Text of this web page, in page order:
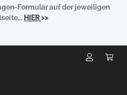
Formular auf der jeweiligen
HIER>>